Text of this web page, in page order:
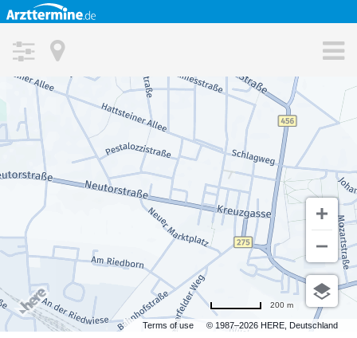
Patienten Informationen
Praxisoptimierung
Ärzte Magazin
Angebot Informationen
Jobs
Datenschutz
Impressum
AGB
Terms of use © 1987–2026 HERE, Deutschland
200 m
ORT
MAX. ENTFERNUNG VOM SUCHORT
FACHRICHTUNG
VERSICHERUNGSART
gesetzlich
privat